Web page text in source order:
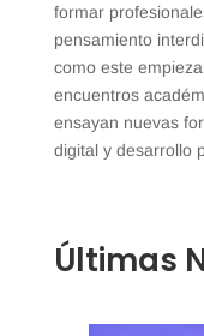
formar
pensamiento
como este
encuentros
ensayan nuevas
digital y desarrollo
Últimas